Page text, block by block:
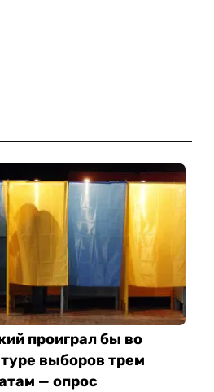
проиграл бы во
выборов трем
— опрос